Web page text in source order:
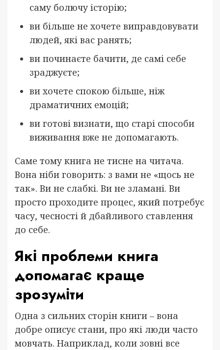
саму болючу історію;
ви більше не хочете виправдовувати
людей, які вас ранять;
ви починаєте бачити, де самі себе
зраджуєте;
ви хочете спокою більше, ніж
драматичних емоцій;
ви готові визнати, що старі способи
виживання вже не допомагають.
Саме тому книга не тисне на читача.
Вона ніби говорить: з вами не «щось не
так». Ви не слабкі. Ви не зламані. Ви
просто проходите процес, який потребує
часу, чесності й дбайливого ставлення
до себе.
Які проблеми книга
допомагає краще
зрозуміти
Одна з сильних сторін книги – вона
добре описує стани, про які люди часто
мовчать. Наприклад, коли зовні все